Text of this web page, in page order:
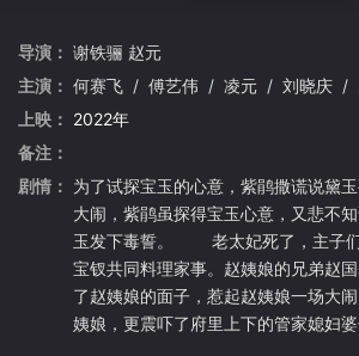
导演： 谢铁骊 赵元
主演： 何赛飞 / 傅艺伟 / 凌元 / 刘晓庆 /
上映： 2022年
备注：
剧情： 为了试探宝玉的心意，紫鹃撒谎说黛
大闹，紫鹃虽探得宝玉心意，又悲不
玉发下毒誓。 老太妃死了，主子们
宝钗共同料理家事。赵姨娘的兄弟赵
了赵姨娘的面子，惹起赵姨娘一场大
姨娘，更震吓了府里上下的管家媳妇婆